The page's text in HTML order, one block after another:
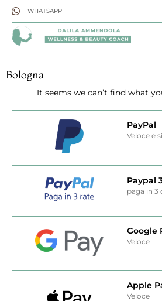
WHATSAPP
Bologna
It seems we can’t find what
PayPal
Veloce e
Paypal
paga in 3
Google
Veloce
Apple
Veloce